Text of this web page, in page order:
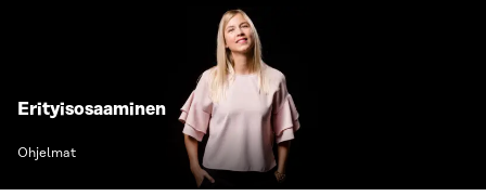
Erityisosaaminen
Ohjelmat